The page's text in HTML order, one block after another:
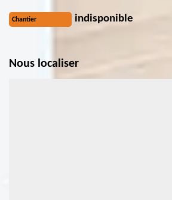
Chantier indisponible
Nous localiser